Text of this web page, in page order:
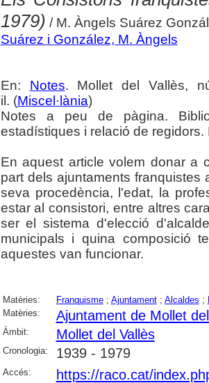
1979) / M. Àngels Suárez
Suárez i González, M. Àngels
En: Notes. Mollet del Vallès,
il. (Miscel·lània)
Notes a peu de pàgina.
estadístiques i relació de
En aquest article volem donar a
part dels ajuntaments
seva procedència, l'edat, la
estar al consistori, entre altres
ser el sistema d'elecció
municipals i quina composició
aquestes van funcionar.
Matèries: Franquisme; Ajuntament; Alcaldes ;
Matèries:
Ajuntament de Mollet
Àmbit: Mollet del Vallès
Cronologia: 1939 - 1979
Accés: https://raco.cat/